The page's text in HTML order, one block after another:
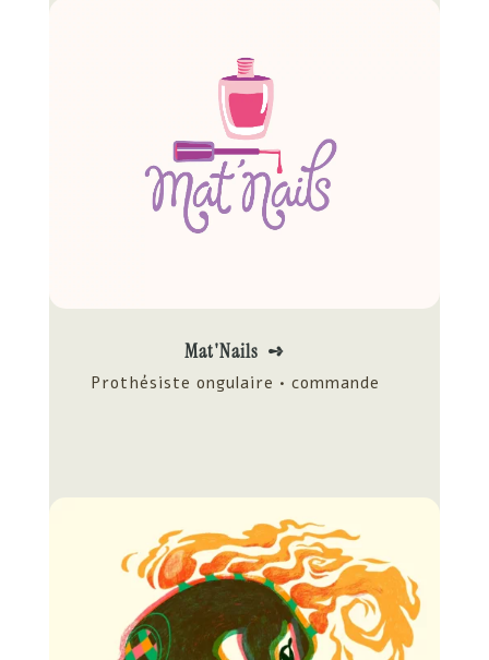
Mat'Nails ➺
Prothésiste ongulaire • commande